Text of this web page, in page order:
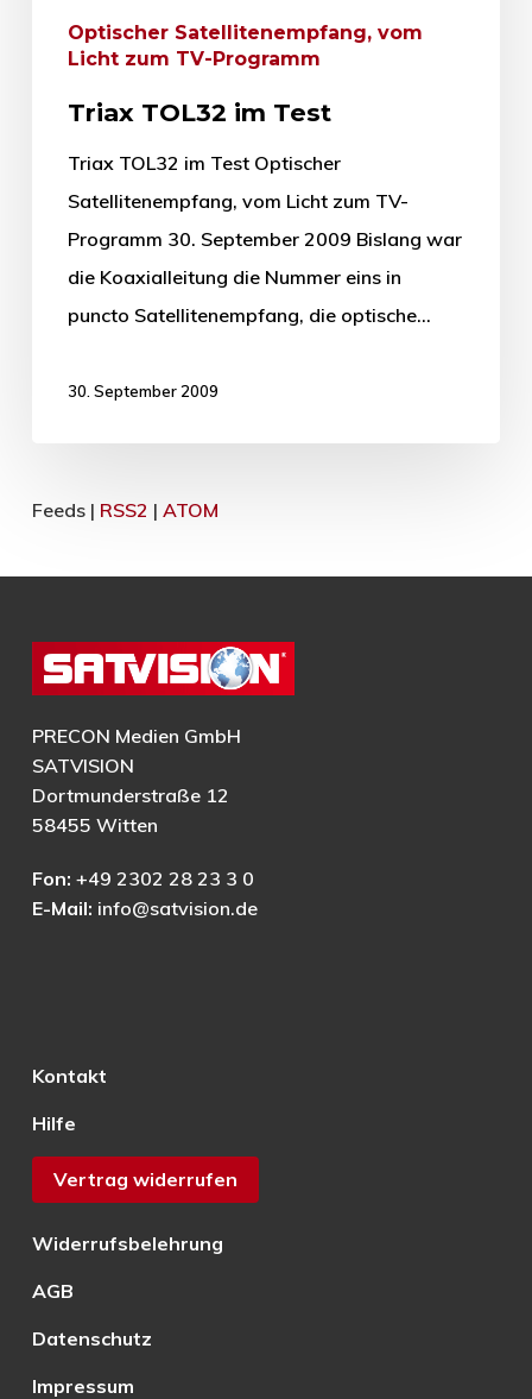
Optischer Satellitenempfang, vom
Licht zum TV-Programm
Triax TOL32 im Test
Triax TOL32 im Test Optischer
Satellitenempfang, vom Licht zum TV-
Programm 30. September 2009 Bislang war
die Koaxialleitung die Nummer eins in
puncto Satellitenempfang, die optische…
30. September 2009
Feeds | RSS2 | ATOM
PRECON Medien GmbH
SATVISION
Dortmunderstraße 12
58455 Witten
Fon: +49 2302 28 23 3 0
E-Mail: info@satvision.de
Kontakt
Hilfe
Vertrag widerrufen
Widerrufsbelehrung
AGB
Datenschutz
Impressum